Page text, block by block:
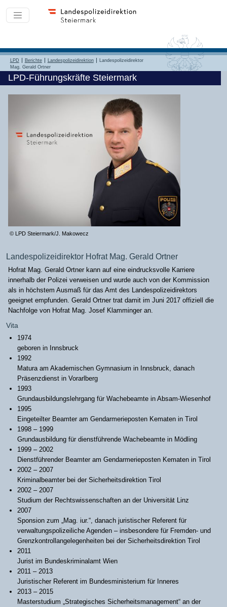
LPD Berichte Landespolizeidirektion
Landespolizeidirektor
Mag. Gerald Ortner
LPD-Führungskräfte Steiermark
© LPD Steiermark/J. Makowecz
Landespolizeidirektor Hofrat Mag. Gerald Ortner
Hofrat Mag. Gerald Ortner kann auf eine eindrucksvolle Karriere
innerhalb der Polizei verweisen und wurde auch von der Kommission
als in höchstem Ausmaß für das Amt des Landespolizeidirektors
geeignet empfunden. Gerald Ortner trat damit im Juni 2017 offiziell die
Nachfolge von Hofrat Mag. Josef Klamminger an.
Vita
1974
geboren in Innsbruck
1992
Matura am Akademischen Gymnasium in Innsbruck, danach
Präsenzdienst in Vorarlberg
1993
Grundausbildungslehrgang für Wachebeamte in Absam-Wiesenhof
1995
Eingeteilter Beamter am Gendarmerieposten Kematen in Tirol
1998 – 1999
Grundausbildung für dienstführende Wachebeamte in Mödling
1999 – 2002
Dienstführender Beamter am Gendarmerieposten Kematen in Tirol
2002 – 2007
Kriminalbeamter bei der Sicherheitsdirektion Tirol
2002 – 2007
Studium der Rechtswissenschaften an der Universität Linz
2007
Sponsion zum „Mag. iur.“, danach juristischer Referent für
verwaltungspolizeiliche Agenden – insbesondere für Fremden- und
Grenzkontrollangelegenheiten bei der Sicherheitsdirektion Tirol
2011
Jurist im Bundeskriminalamt Wien
2011 – 2013
Juristischer Referent im Bundesministerium für Inneres
2013 – 2015
Masterstudium „Strategisches Sicherheitsmanagement“ an der